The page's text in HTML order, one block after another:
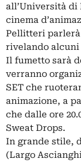
all’Università di
cinema
Pellitteri parlerà
rivelando alcuni
Il fumetto sarà
verranno
SET che
animazione, a
che dalle ore
Sweat Drops.
In grande stile,
(Largo